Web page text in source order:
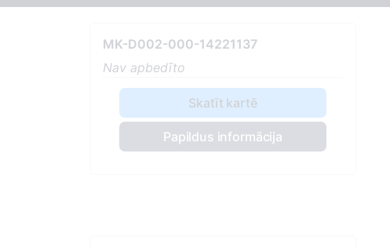
MK-D002-000-14221137
Nav apbedīto
Skatīt kartē
Papildus informācija